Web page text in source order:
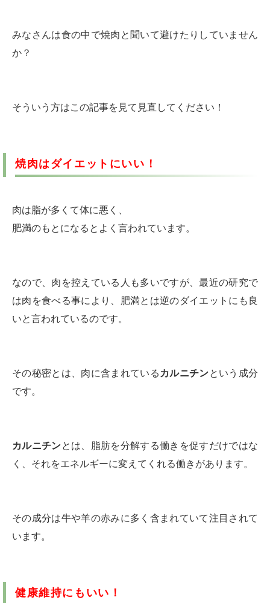
みなさんは食の中で焼肉と聞いて避けたりしていません
か？
そういう方はこの記事を見て見直してください！
焼肉はダイエットにいい！
肉は脂が多くて体に悪く、
肥満のもとになるとよく言われています。
なので、肉を控えている人も多いですが、最近の研究で
は肉を食べる事により、肥満とは逆のダイエットにも良
いと言われているのです。
その秘密とは、肉に含まれている カルニチンという成分
です。
カルニチンとは、脂肪を分解する働きを促すだけではな
く、それをエネルギーに変えてくれる働きがあります。
その成分は牛や羊の赤みに多く含まれていて注目されて
います。
健康維持にもいい！